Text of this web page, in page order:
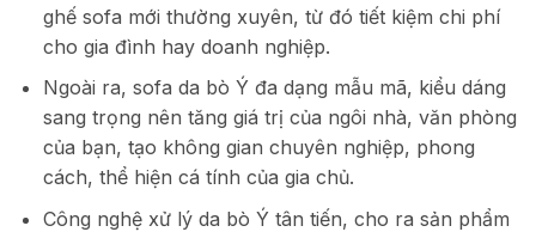
ghế sofa mới thường xuyên, từ đó tiết kiệm chi phí
cho gia đình hay doanh nghiệp.
Ngoài ra, sofa da bò Ý đa dạng mẫu mã, kiểu dáng
sang trọng nên tăng giá trị của ngôi nhà, văn phòng
của bạn, tạo không gian chuyên nghiệp, phong
cách, thể hiện cá tính của gia chủ.
Công nghệ xử lý da bò Ý tân tiến, cho ra sản phẩm